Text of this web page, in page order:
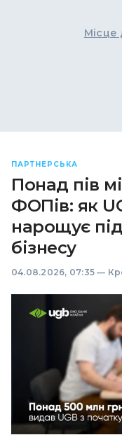
Місце
ПАРТНЕРСЬКА
Понад пів
ФОПів: як
нарощує
бізнесу
04.08.2026, 07:35 —